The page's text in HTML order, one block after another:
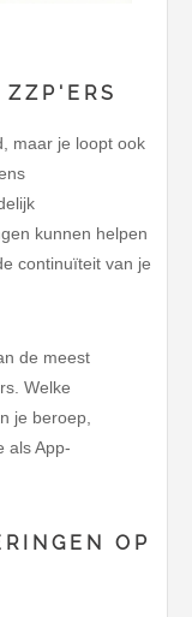
ZZP'ERS
maar je loopt ook
kunnen helpen
continuïteit van je
de meest
Welke
je beroep,
als App-
OP